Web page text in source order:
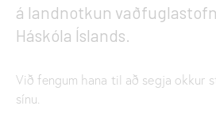
á landnotkun
Háskóla Íslands.
Við fengum hana til að segja okkur
sínu.